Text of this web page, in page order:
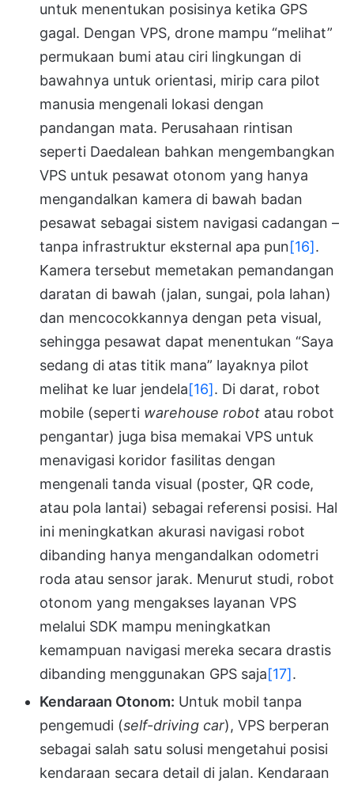
untuk menentukan posisinya ketika GPS
gagal. Dengan VPS, drone mampu “melihat”
permukaan bumi atau ciri lingkungan di
bawahnya untuk orientasi, mirip cara pilot
manusia mengenali lokasi dengan
pandangan mata. Perusahaan rintisan
seperti Daedalean bahkan mengembangkan
VPS untuk pesawat otonom yang hanya
mengandalkan kamera di bawah badan
pesawat sebagai sistem navigasi cadangan –
tanpa infrastruktur eksternal apa pun[16].
Kamera tersebut memetakan pemandangan
daratan di bawah (jalan, sungai, pola lahan)
dan mencocokkannya dengan peta visual,
sehingga pesawat dapat menentukan “Saya
sedang di atas titik mana” layaknya pilot
melihat ke luar jendela[16]. Di darat, robot
mobile (seperti warehouse robot atau robot
pengantar) juga bisa memakai VPS untuk
menavigasi koridor fasilitas dengan
mengenali tanda visual (poster, QR code,
atau pola lantai) sebagai referensi posisi. Hal
ini meningkatkan akurasi navigasi robot
dibanding hanya mengandalkan odometri
roda atau sensor jarak. Menurut studi, robot
otonom yang mengakses layanan VPS
melalui SDK mampu meningkatkan
kemampuan navigasi mereka secara drastis
dibanding menggunakan GPS saja[17].
Kendaraan Otonom: Untuk mobil tanpa
pengemudi (self-driving car), VPS berperan
sebagai salah satu solusi mengetahui posisi
kendaraan secara detail di jalan. Kendaraan